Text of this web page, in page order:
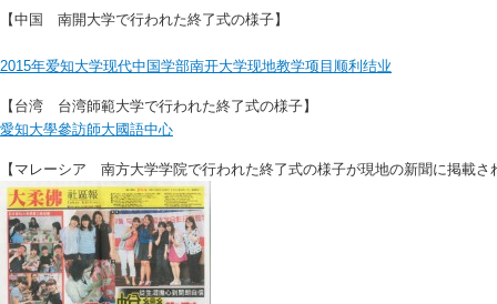
【中国 南開大学で行われた終了式の様子】
2015年爱知大学现代中国学部南开大学现地教学项目顺利结业
【台湾 台湾師範大学で行われた終了式の様子】
愛知大學參訪師大國語中心
【マレーシア 南方大学学院で行われた終了式の様子が現地の新聞に掲載さ